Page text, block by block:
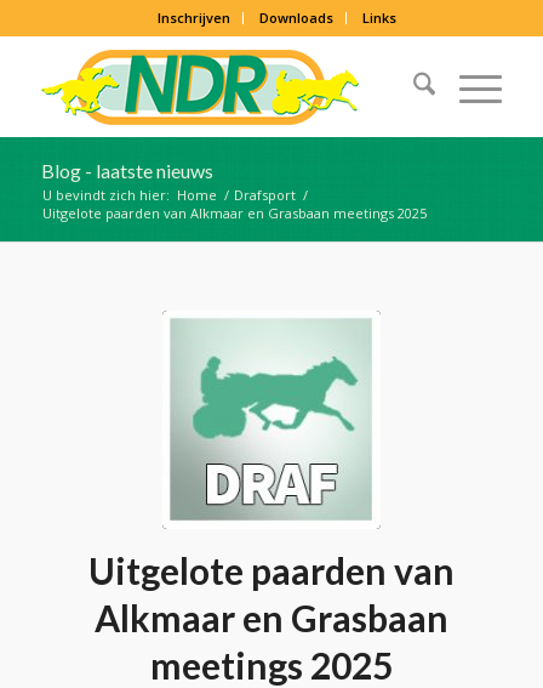
Inschrijven Downloads Links
Blog - laatste nieuws
U bevindt zich hier: Home / Drafsport /
Uitgelote paarden van Alkmaar en Grasbaan meetings 2025
Uitgelote paarden van
Alkmaar en Grasbaan
meetings 2025